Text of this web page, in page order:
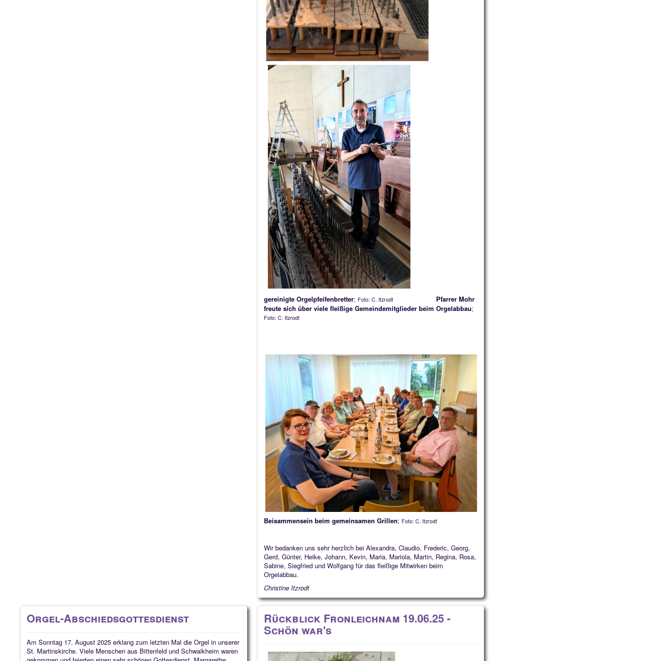
gereinigte Orgelpfeifenbretter; Foto: C. Itzrodt
Pfarrer Mohr
freute sich über viele fleißige Gemeindemitglieder beim Orgelabbau;
Foto: C. Itzrodt
Beisammensein beim gemeinsamen Grillen; Foto: C. Itzrodt
Wir bedanken uns sehr herzlich bei Alexandra, Claudio, Frederic, Georg,
Gerd, Günter, Heike, Johann, Kevin, Maria, Mariola, Martin, Regina, Rosa,
Sabine, Siegfried und Wolfgang für das fleißige Mitwirken beim
Orgelabbau.
Christine Itzrodt
Orgel-Abschiedsgottesdienst
Am Sonntag 17. August 2025 erklang zum letzten Mal die Orgel in unserer
St. Martinskirche. Viele Menschen aus Bittenfeld und Schwaikheim waren
Rückblick Fronleichnam 19.06.25 -
Schön war's